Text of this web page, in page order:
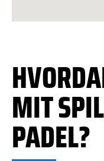
MIT
PADEL?